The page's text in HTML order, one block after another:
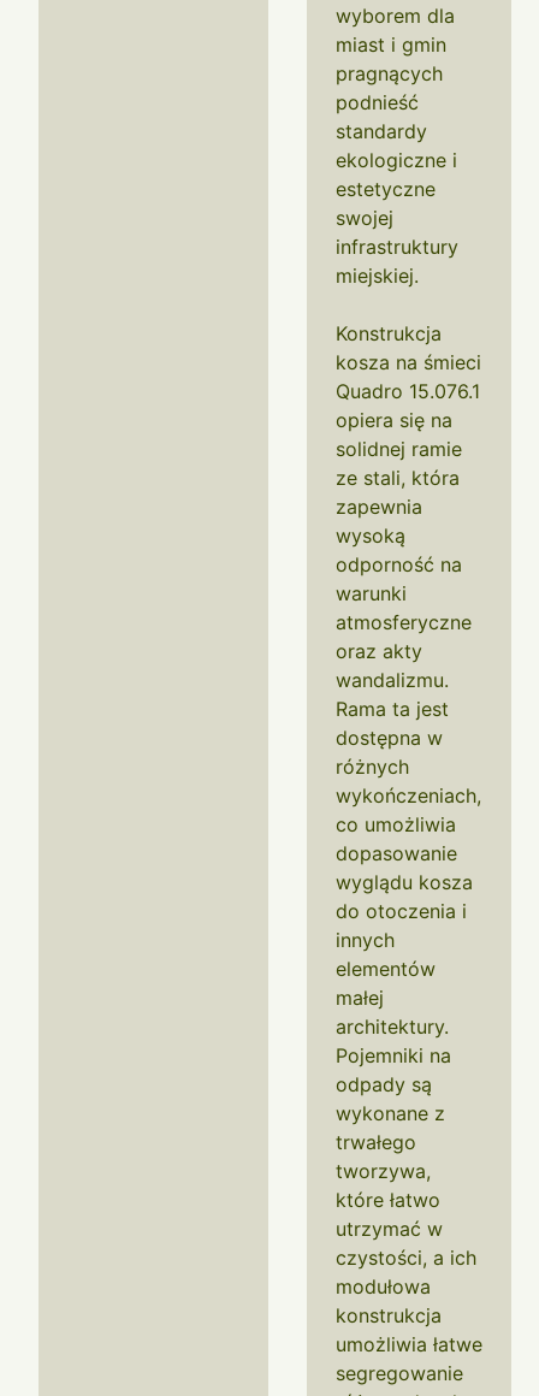
wyborem dla
miast i gmin
pragnących
podnieść
standardy
ekologiczne i
estetyczne
swojej
infrastruktury
miejskiej.
Konstrukcja
kosza na śmieci
Quadro 15.076.1
opiera się na
solidnej ramie
ze stali, która
zapewnia
wysoką
odporność na
warunki
atmosferyczne
oraz akty
wandalizmu.
Rama ta jest
dostępna w
różnych
wykończeniach,
co umożliwia
dopasowanie
wyglądu kosza
do otoczenia i
innych
elementów
małej
architektury.
Pojemniki na
odpady są
wykonane z
trwałego
tworzywa,
które łatwo
utrzymać w
czystości, a ich
modułowa
konstrukcja
umożliwia łatwe
segregowanie